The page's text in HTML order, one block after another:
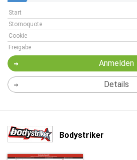
Start
Stornoquote
Cookie
Freigabe
Anmelden
Details
Bodystriker